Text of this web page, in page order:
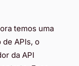
temos uma
APIs, o
da API